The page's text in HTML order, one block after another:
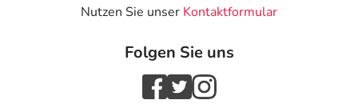
Nutzen Sie unser Kontaktformular
Folgen Sie uns